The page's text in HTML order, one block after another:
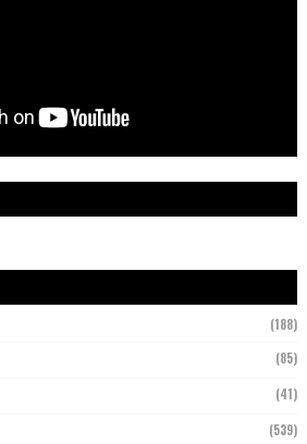
(188)
(85)
(41)
(539)